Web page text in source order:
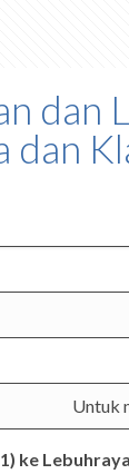
dan
dan
Untuk
ke